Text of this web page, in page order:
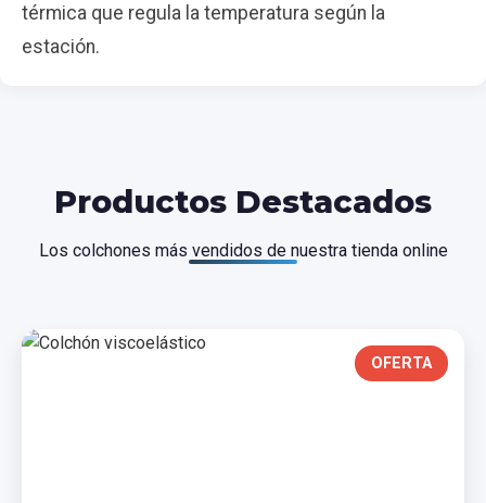
térmica que regula la temperatura según la
estación.
Productos Destacados
Los colchones más vendidos de nuestra tienda online
OFERTA